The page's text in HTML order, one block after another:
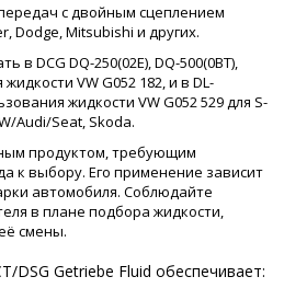
с двойным сцеплением
Dodge, Mitsubishi и других.
в DCG DQ-250(02E), DQ-500(0BT),
VW G052 182, и в DL-
жидкости VW G052 529 для S-
Audi/Seat, Skoda.
продуктом, требующим
к выбору. Его применение зависит
автомобиля. Соблюдайте
в плане подбора жидкости,
смены.
DSG Getriebe Fluid обеспечивает: